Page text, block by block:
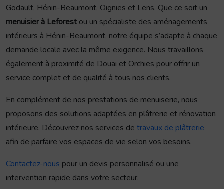
Godault, Hénin-Beaumont, Oignies et Lens. Que ce soit un
menuisier à Leforest ou un spécialiste des aménagements
intérieurs à Hénin-Beaumont, notre équipe s’adapte à chaque
demande locale avec la même exigence. Nous travaillons
également à proximité de Douai et Orchies pour offrir un
service complet et de qualité à tous nos clients.
En complément de nos prestations de menuiserie, nous
proposons des solutions adaptées en plâtrerie et rénovation
intérieure. Découvrez nos services de travaux de plâtrerie
afin de parfaire vos espaces de vie selon vos besoins.
Contactez-nous pour un devis personnalisé ou une
intervention rapide dans votre secteur.